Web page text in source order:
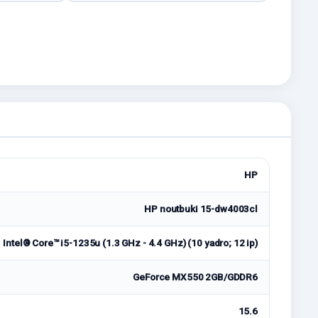
HP
HP noutbuki 15-dw4003cl
Intel® Core™ i5-1235u (1.3 GHz - 4.4 GHz) (10 yadro; 12 ip)
GeForce MX550 2GB/GDDR6
15.6